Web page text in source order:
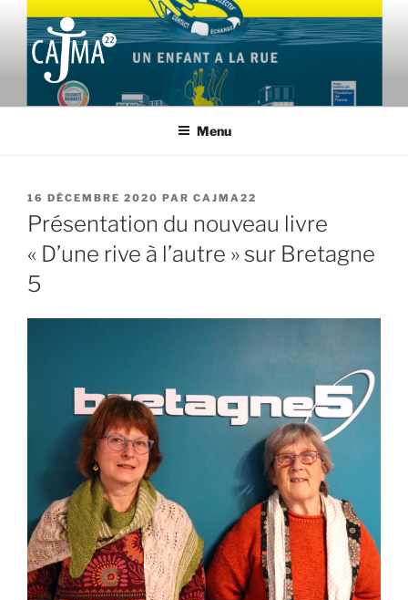
contenu
principal
CAJMA22
Collectif d'Aide aux Jeunes Migrants et leurs Accompagnants des
Menu
PUBLIÉ
LE
16 DÉCEMBRE 2020 PAR CAJMA22
Présentation du nouveau livre
« D’une rive à l’autre » sur Bretagne
5